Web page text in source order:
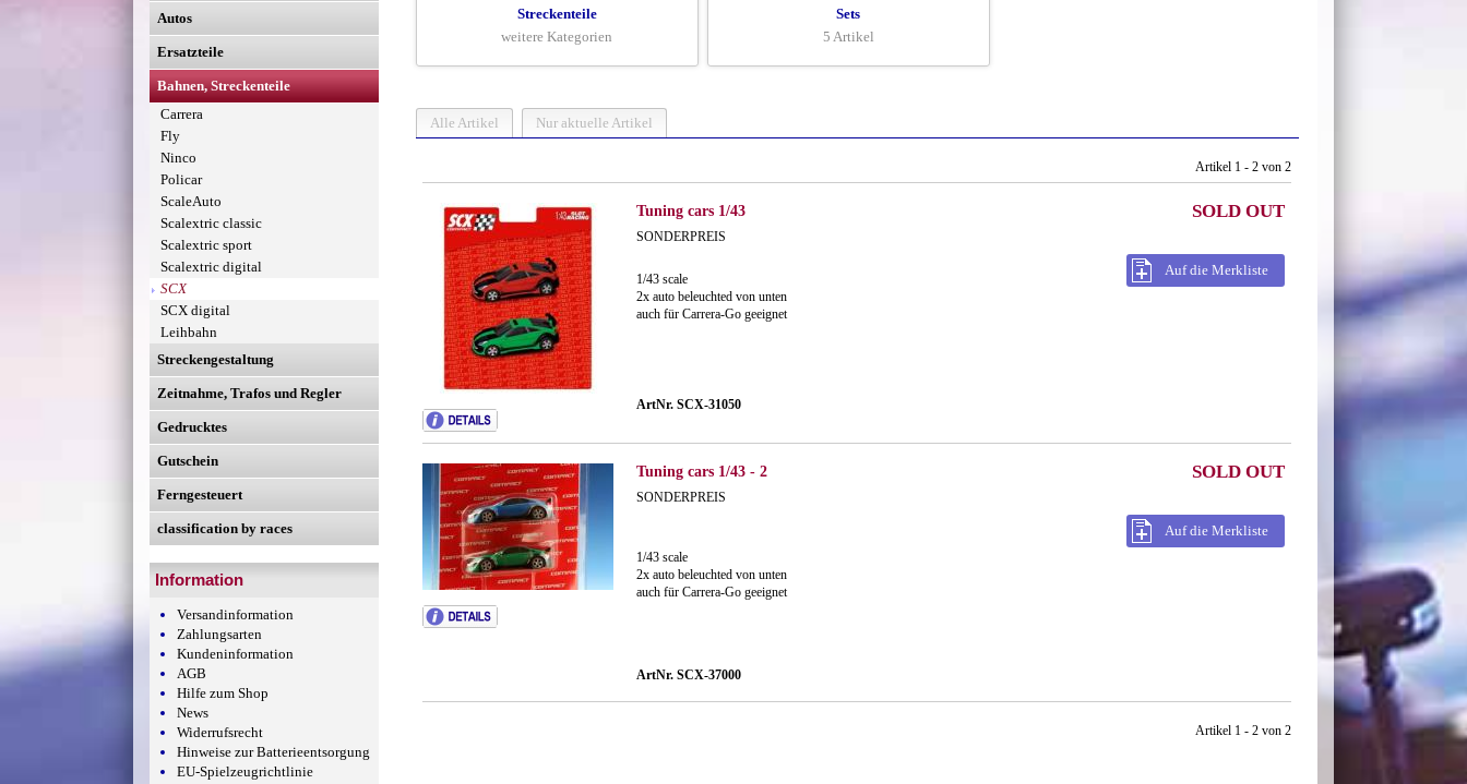
Autos
Ersatzteile
Bahnen, Streckenteile
Carrera
Fly
Ninco
Policar
ScaleAuto
Scalextric classic
Scalextric sport
Scalextric digital
SCX
SCX digital
Leihbahn
Streckengestaltung
Zeitnahme, Trafos und Regler
Gedrucktes
Gutschein
Ferngesteuert
classification by races
Information
Versandinformation
Zahlungsarten
Kundeninformation
AGB
Hilfe zum Shop
News
Widerrufsrecht
Hinweise zur Batterieentsorgung
EU-Spielzeugrichtlinie
Streckenteile
weitere Kategorien
Sets
5 Artikel
Alle Artikel Nur aktuelle Artikel
Artikel 1 - 2 von 2
Tuning cars 1/43
SONDERPREIS
1/43 scale
2x auto beleuchted von unten
auch für Carrera-Go geeignet
ArtNr. SCX-31050
SOLD OUT
Auf die Merkliste
Tuning cars 1/43 - 2
SONDERPREIS
1/43 scale
2x auto beleuchted von unten
auch für Carrera-Go geeignet
ArtNr. SCX-37000
SOLD OUT
Auf die Merkliste
Artikel 1 - 2 von 2